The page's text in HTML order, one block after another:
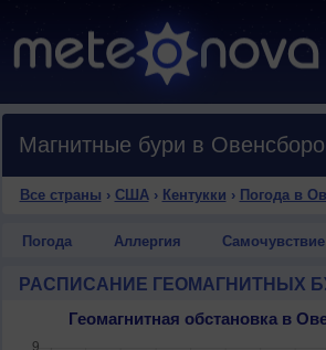
Магнитные бури в Овенсборо
Все страны › США› Кентукки › Погода в
Погода Аллергия Самочувствие
РАСПИСАНИЕ ГЕОМАГНИТНЫХ
Геомагнитная обстановка в